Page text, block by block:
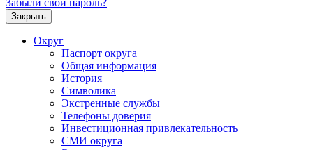
Забыли свой пароль?
Закрыть
Округ
Паспорт округа
Общая информация
История
Символика
Экстренные службы
Телефоны доверия
Инвестиционная привлекательность
СМИ округа